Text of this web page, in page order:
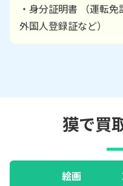
・身分証明書 （運転免
外国人登録証など）
獏で買
絵画